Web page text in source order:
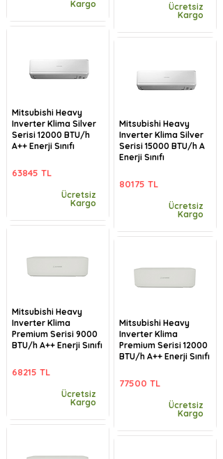
Kargo
Mitsubishi Heavy
Inverter Klima Silver
Serisi 12000 BTU/h
A++ Enerji Sınıfı
63845 TL
Ücretsiz
Kargo
Mitsubishi Heavy
Inverter Klima
Premium Serisi 9000
BTU/h A++ Enerji Sınıfı
68215 TL
Ücretsiz
Kargo
Ücretsiz
Kargo
Mitsubishi Heavy
Inverter Klima Silver
Serisi 15000 BTU/h A
Enerji Sınıfı
80175 TL
Ücretsiz
Kargo
Mitsubishi Heavy
Inverter Klima
Premium Serisi 12000
BTU/h A++ Enerji Sınıfı
77500 TL
Ücretsiz
Kargo